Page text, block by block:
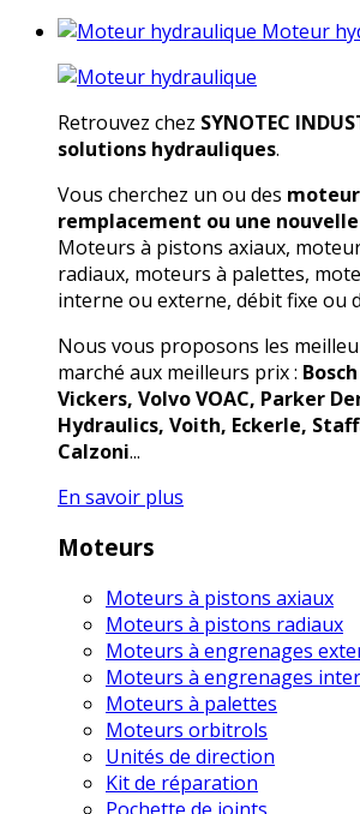
Moteur
Retrouvez chez SYNOTEC
solutions hydrauliques.
Vous cherchez un ou des
remplacement ou une
Moteurs à pistons axiaux,
radiaux, moteurs à palettes,
interne ou externe, débit fixe ou
Nous vous proposons les
marché aux meilleurs prix :
Vickers, Volvo VOAC, Parker
Hydraulics, Voith, Eckerle,
Calzoni...
En savoir plus
Moteurs
Moteurs à pistons axiaux
Moteurs à pistons radiaux
Moteurs à engrenages
Moteurs à engrenages
Moteurs à palettes
Moteurs orbitrols
Unités de direction
Kit de réparation